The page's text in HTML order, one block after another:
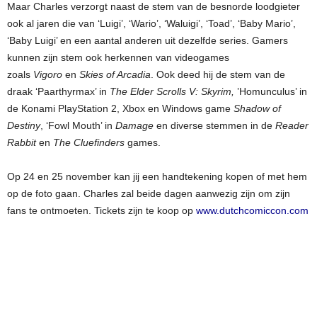
Maar Charles verzorgt naast de stem van de besnorde loodgieter
ook al jaren die van ‘Luigi’, ‘Wario’, ‘Waluigi’, ‘Toad’, ‘Baby Mario’,
‘Baby Luigi’ en een aantal anderen uit dezelfde series. Gamers
kunnen zijn stem ook herkennen van videogames
zoals Vigoro en Skies of Arcadia . Ook deed hij de stem van de
draak ‘Paarthyrmax’ in The Elder Scrolls V: Skyrim, ’Homunculus’ in
de Konami PlayStation 2, Xbox en Windows game Shadow of
Destiny, ‘Fowl Mouth’ in Damage en diverse stemmen in de Reader
Rabbiten The Cluefinders games.
Op 24 en 25 november kan jij een handtekening kopen of met hem
op de foto gaan. Charles zal beide dagen aanwezig zijn om zijn
fans te ontmoeten. Tickets zijn te koop op www.dutchcomiccon.com